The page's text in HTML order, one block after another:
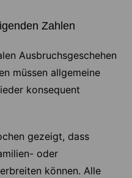
Zahlen
Ausbruchsgeschehen
müssen allgemeine
konsequent
gezeigt, dass
oder
können. Alle